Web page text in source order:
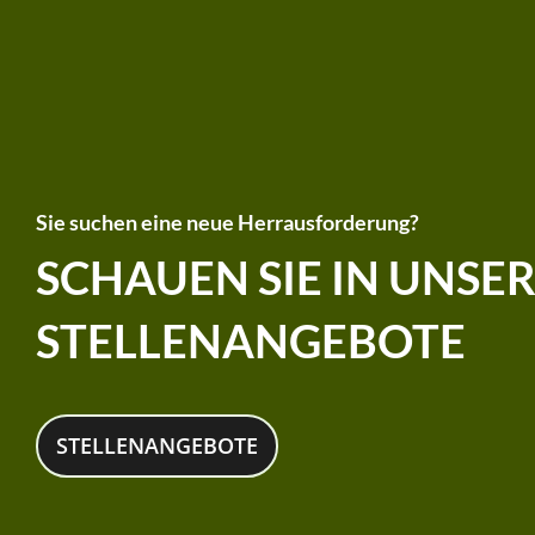
Sie suchen eine neue Herrausforderung?
SCHAUEN SIE IN
STELLENANGEBOTE
STELLENANGEBOTE